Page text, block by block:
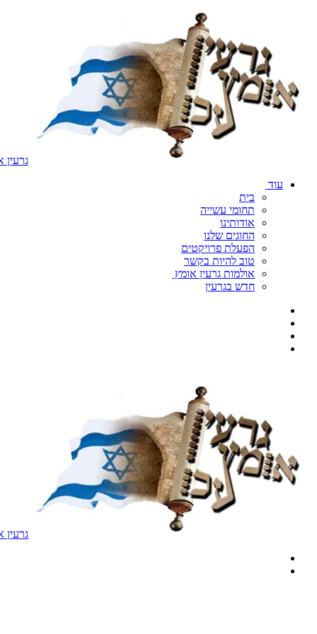
גרעין
עוד
בית
תחומי עשייה
אודותינו
החוגים שלנו
הפעלת פרויקטים
טוב להיות בקשר
אולמות גרעין אומץ
חדש בגרעין
גרעין